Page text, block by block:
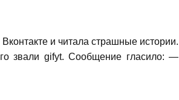
и читала страшные истории.
звали gifyt. Сообщение гласило: —